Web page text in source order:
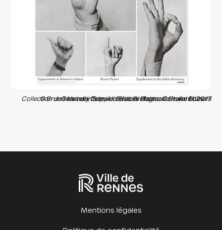
© Bruno Munari, 'Supplemento al dizionario italiano', 2017. Collection de livres d'artistes du Frac Bretagne © Bruno Munari. Courtesy Corraini Edizion. Photo : Corraini Edizioni
Mentions légales